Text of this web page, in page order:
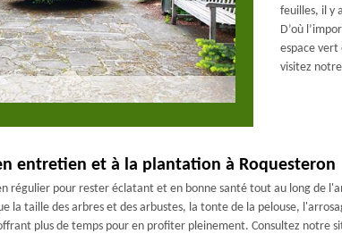
feuilles, il y
D’où
espace vert
visitez
entretien et à la plantation à Roquesteron
régulier pour rester éclatant et en bonne santé tout au long de
la taille des arbres et des arbustes, la tonte de la pelouse,
plus de temps pour en profiter pleinement. Consultez notre